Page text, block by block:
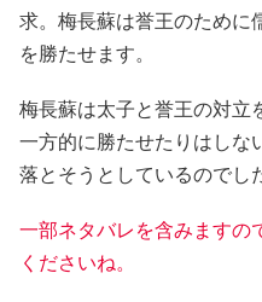
求。梅長蘇は誉王のために
を勝たせます。
梅長蘇は太子と誉王の対立
一方的に勝たせたりはしな
落とそうとしているのでし
一部ネタバレを含みますの
くださいね。